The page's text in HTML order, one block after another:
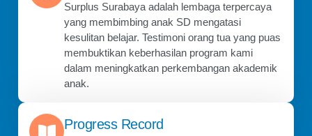
Surplus Surabaya adalah lembaga terpercaya
yang membimbing anak SD mengatasi
kesulitan belajar. Testimoni orang tua yang puas
membuktikan keberhasilan program kami
dalam meningkatkan perkembangan akademik
anak.
Progress Record